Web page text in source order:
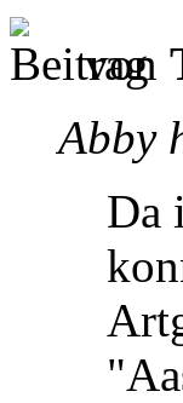
von
Abby
Da